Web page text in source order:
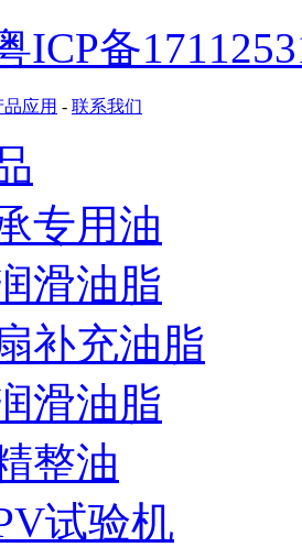
ICP备
品应用 - 联系我们
专用油
滑油脂
补充油脂
滑油脂
整油
试验机